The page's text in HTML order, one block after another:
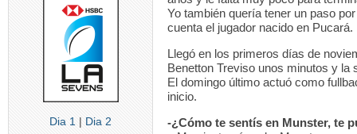
Dia 1 | Dia 2
Yo también quería tener un paso
cuenta el jugador nacido en Pucará.
Llegó en los primeros días de
Benetton Treviso unos minutos y la
El domingo último actuó como
inicio.
-¿Cómo te sentís en Munster, te